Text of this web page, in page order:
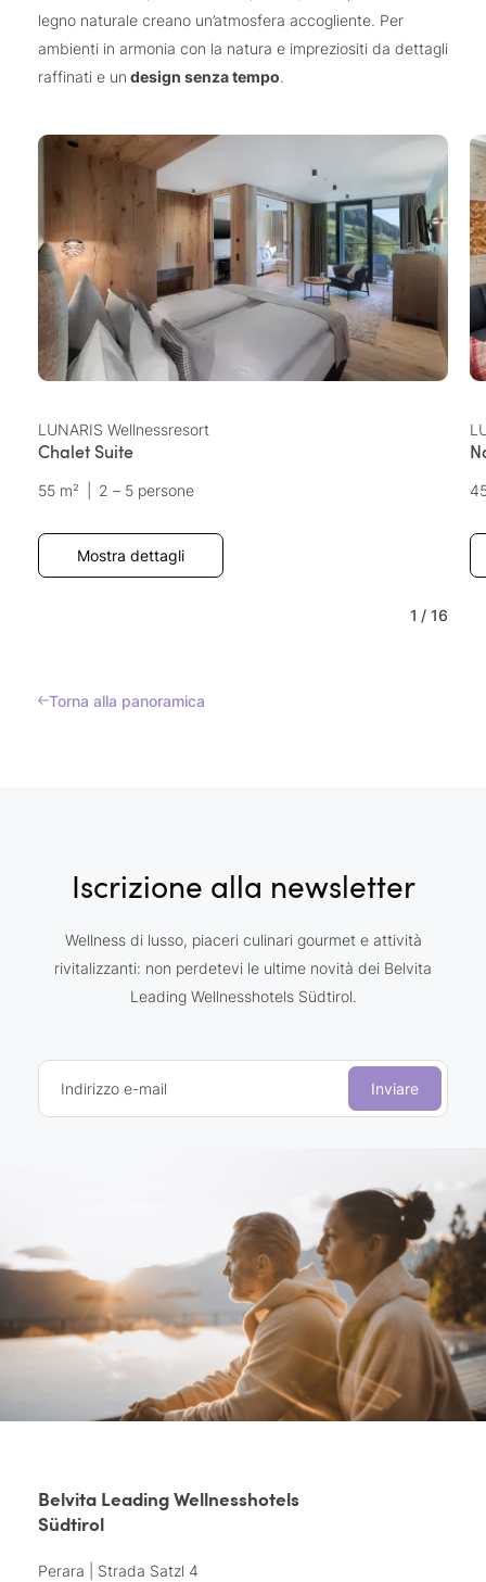
legno naturale creano un’atmosfera accogliente. Per
ambienti in armonia con la natura e impreziositi da dettagli
raffinati e un design senza tempo.
LUNARIS Wellnessresort
Chalet Suite
55 m² 2 – 5 persone
Mostra dettagli
1 / 16
Torna alla panoramica
Iscrizione alla newsletter
Wellness di lusso, piaceri culinari gourmet e attività
rivitalizzanti: non perdetevi le ultime novità dei Belvita
Leading Wellnesshotels Südtirol.
Indirizzo e-mail Inviare
Belvita Leading Wellnesshotels
Südtirol
Perara | Strada Satzl 4